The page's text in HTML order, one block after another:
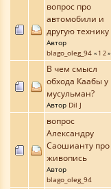
вопрос про
автомобили и
другую технику
Автор
blago_oleg_94 « 1 2»
В чем смысл
обхода Каабы у
мусульман?
Автор Dil J
вопрос
Александру
Саошианту про
живопись
Автор
blago_oleg_94